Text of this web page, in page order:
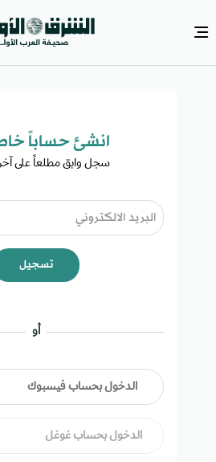
انشئ حساباً
سجل وابق مطلعاً على آخر
تسجيل
أو
الدخول بحساب فيسبوك
الدخول بحساب غوغل